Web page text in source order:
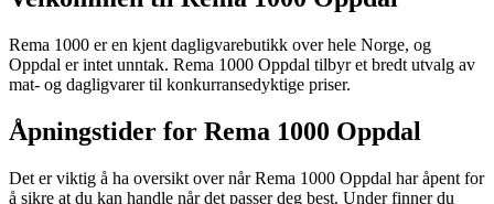
Rema 1000 er en kjent dagligvarebutikk over hele Norge, og
Oppdal er intet unntak. Rema 1000 Oppdal tilbyr et bredt utvalg av
mat- og dagligvarer til konkurransedyktige priser.
Åpningstider for Rema 1000 Oppdal
Det er viktig å ha oversikt over når Rema 1000 Oppdal har åpent for
å sikre at du kan handle når det passer deg best. Under finner du